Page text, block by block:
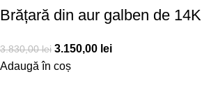
Brățară din aur galben de 14K
3.830,00lei 3.150,00 lei
Adaugă în coș